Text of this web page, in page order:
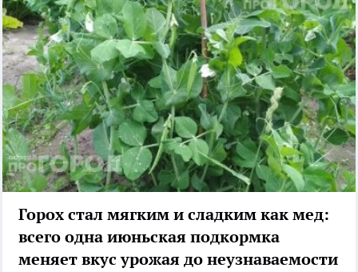
Горох стал мягким и сладким как мед:
всего одна июньская подкормка
меняет вкус урожая до неузнаваемости